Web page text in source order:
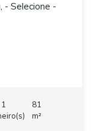
- Selecione -
1
81
m²